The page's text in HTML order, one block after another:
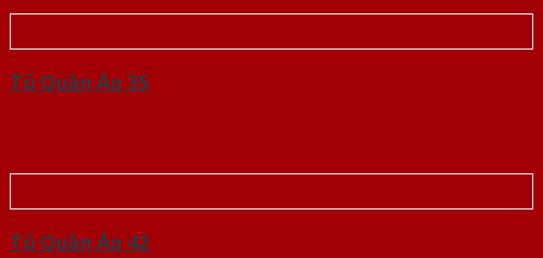
Tủ Quần Áo 35
Tủ Quần Áo 42